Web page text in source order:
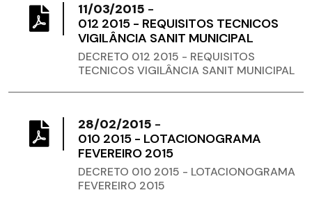
11/03/2015 -
012 2015 - REQUISITOS TECNICOS
VIGILÂNCIA SANIT MUNICIPAL
DECRETO 012 2015 - REQUISITOS
TECNICOS VIGILÂNCIA SANIT MUNICIPAL
28/02/2015 -
010 2015 - LOTACIONOGRAMA
FEVEREIRO 2015
DECRETO 010 2015 - LOTACIONOGRAMA
FEVEREIRO 2015